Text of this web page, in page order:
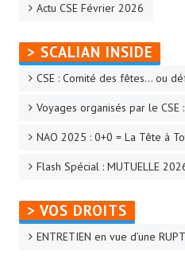
Rejoignez Nous !
La CFTC Chez SCALIAN
> La Team en action
AUTHENTIFICATION
Actu CSE Février 2026
> SCALIAN INSIDE
CSE : Comité des fêtes… ou
Voyages organisés par le
NAO 2025 : 0+0 = La Tête à
Flash Spécial : MUTUELLE
> VOS DROITS
ENTRETIEN en vue d’une